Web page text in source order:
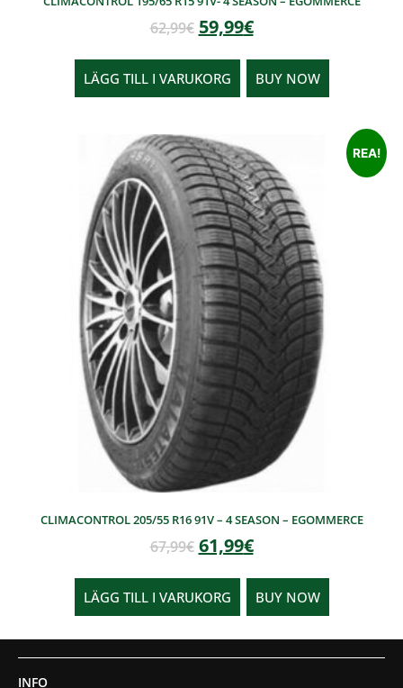
62,99€ 59,99€
LÄGG TILL I VARUKORG BUY NOW
REA!
CLIMACONTROL 205/55 R16 91V – 4 SEASON – EGOMMERCE
67,99€ 61,99€
LÄGG TILL I VARUKORG BUY NOW
INFO